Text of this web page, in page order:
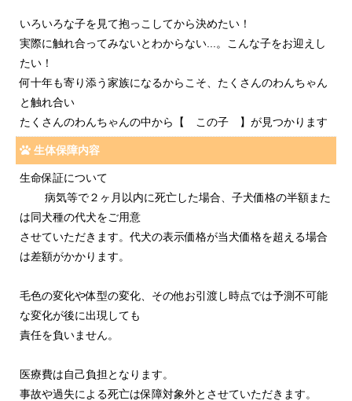
いろいろな子を見て抱っこしてから決めたい！
実際に触れ合ってみないとわからない...。こんな子をお迎えし
たい！
何十年も寄り添う家族になるからこそ、たくさんのわんちゃん
と触れ合い
たくさんのわんちゃんの中から【 この子 】が見つかります
生体保障内容
生命保証について
病気等で２ヶ月以内に死亡した場合、子犬価格の半額また
は同犬種の代犬をご用意
させていただきます。代犬の表示価格が当犬価格を超える場合
は差額がかかります。
毛色の変化や体型の変化、その他お引渡し時点では予測不可能
な変化が後に出現しても
責任を負いません。
医療費は自己負担となります。
事故や過失による死亡は保障対象外とさせていただきます。